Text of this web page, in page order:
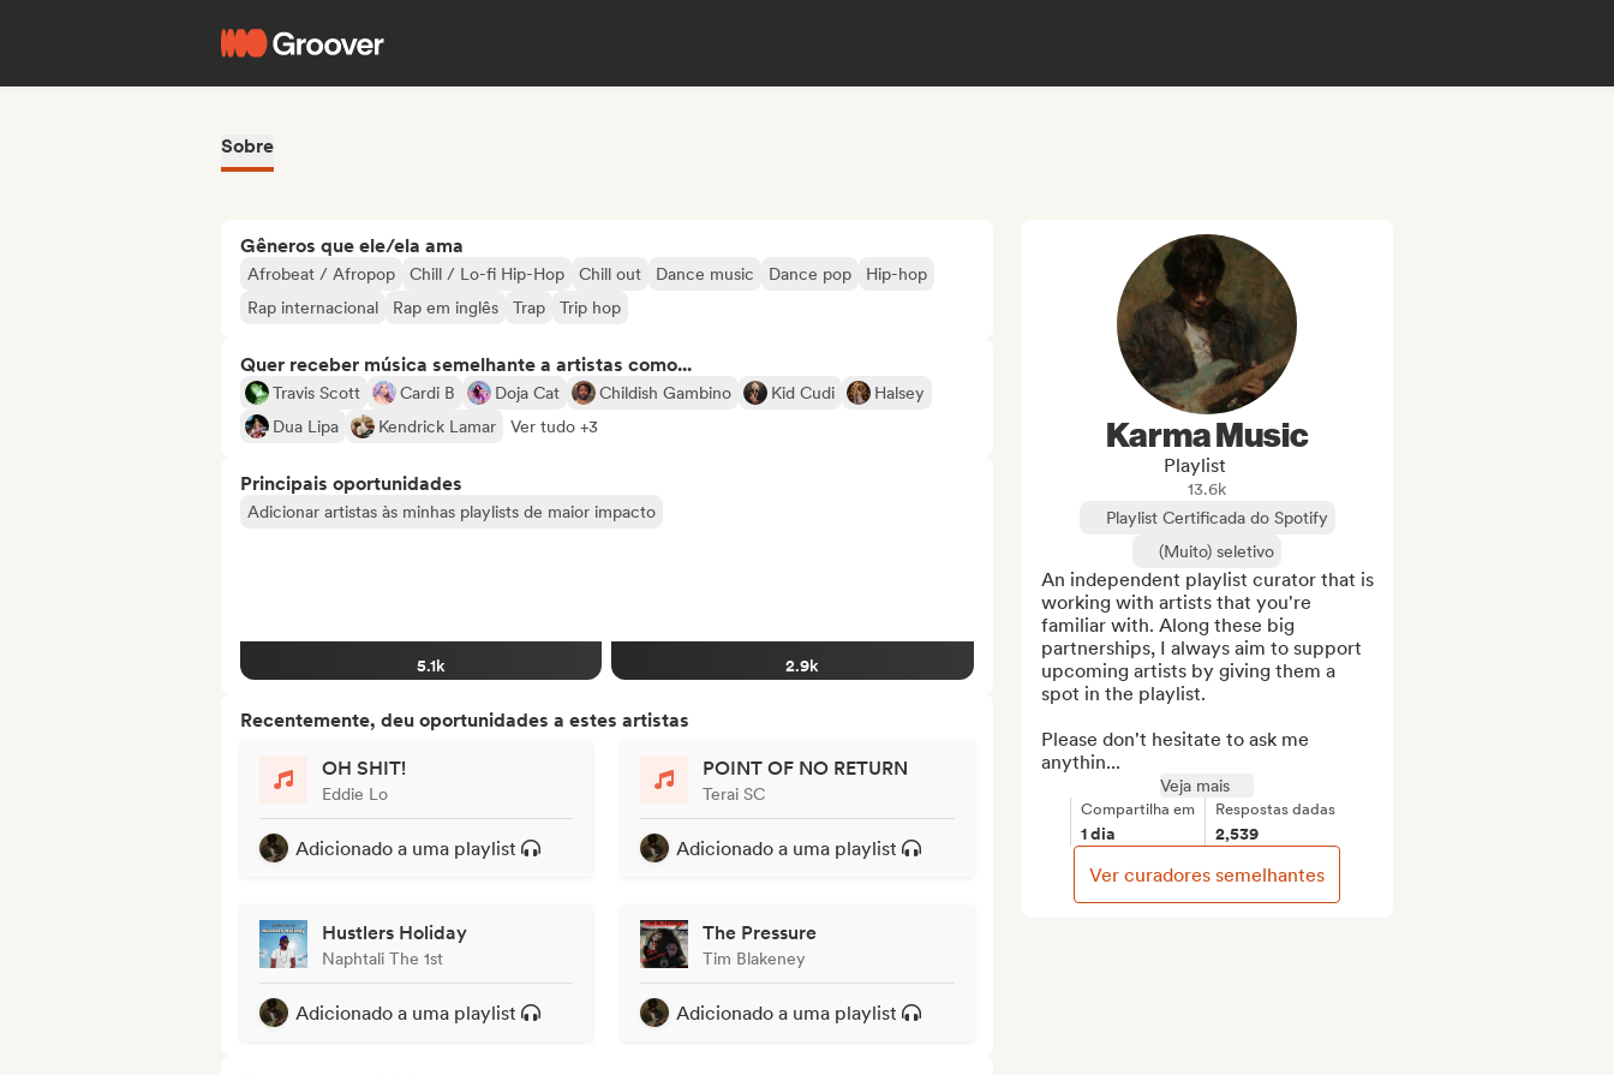
Sobre
Gêneros que ele/ela ama
Afrobeat / Afropop Chill / Lo-fi Hip-Hop Chill out Dance music Dance pop
Hip-hop
Rap internacional
Rap em inglês Trap Trip hop
Quer receber música semelhante a artistas como...
Travis Scott Cardi B Doja Cat Childish Gambino Kid Cudi
Halsey
Dua Lipa
Kendrick Lamar Ver tudo +3
Principais oportunidades
Adicionar artistas às minhas playlists de maior impacto
5.1k 2.9k
Recentemente, deu oportunidades a estes artistas
OH SHIT!
Eddie Lo
Adicionado a uma playlist
POINT OF NO RETURN
Terai SC
Adicionado a uma playlist
Hustlers Holiday
Naphtali The 1st
Adicionado a uma playlist
The Pressure
Tim Blakeney
Adicionado a uma playlist
Karma Music
Playlist
13.6k
Playlist Certificada do Spotify
(Muito) seletivo
An independent playlist curator that is
working with artists that you're
familiar with. Along these big
partnerships, I always aim to support
upcoming artists by giving them a
spot in the playlist.
Please don't hesitate to ask me
anythin...
Veja mais
Compartilha em
1 dia
Respostas dadas
2,539
Ver curadores semelhantes